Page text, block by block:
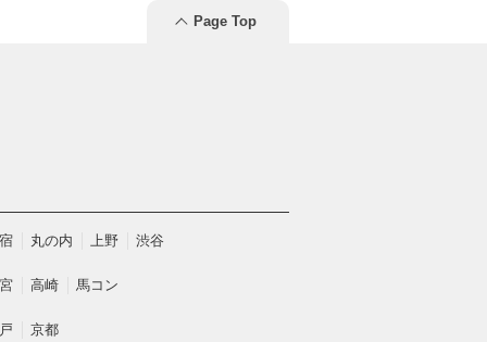
Page Top
丸の内 上野 渋谷
高崎 馬コン
京都